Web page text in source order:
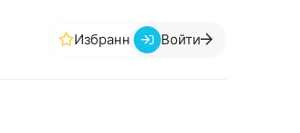
Избранное Войти